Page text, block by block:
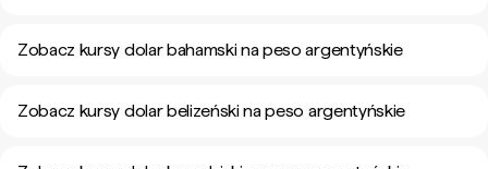
Zobacz kursy dolar bahamski na peso argentyńskie
Zobacz kursy dolar belizeński na peso argentyńskie